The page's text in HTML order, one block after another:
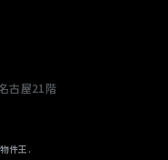
古屋21階
件王.